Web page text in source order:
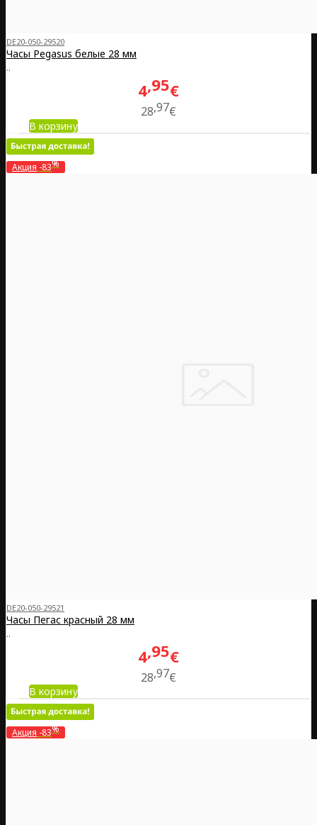
DE20-050-29520
Часы Pegasus белые 28 мм
..
4 95€
28 97€
В корзину
Акция -83%
DE20-050-29521
Часы Пегас красный 28 мм
..
4 95€
28 97€
В корзину
Акция -83%